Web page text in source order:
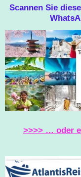
Scannen Sie
>>>> … oder